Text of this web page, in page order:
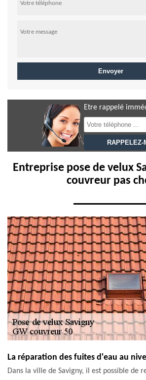
Etre rappelé
Entreprise pose de velux
couvreur pas
La réparation des fuites d'eau au
Dans la ville de Savigny, il est possible de